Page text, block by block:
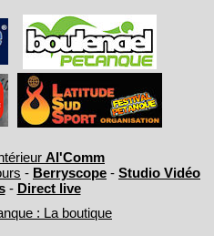
Al'Comm
- Berryscope - Studio Vidéo
- Direct live
: La boutique